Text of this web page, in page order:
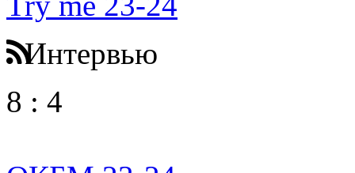
Интервью
8 : 4